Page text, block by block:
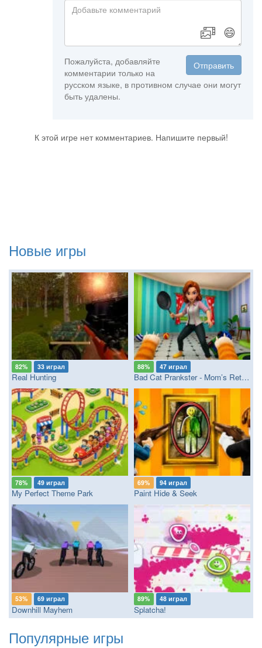
😄
Отправить
Пожалуйста, добавляйте
комментарии только на
русском языке, в противном случае они могут
быть удалены.
К этой игре нет комментариев. Напишите первый!
Новые игры
82% 33 играл
Real Hunting
88% 47 играл
Bad Cat Prankster - Mom’s Return
78% 49 играл
My Perfect Theme Park
69% 94 играл
Paint Hide & Seek
53% 69 играл
Downhill Mayhem
89% 48 играл
Splatcha!
Популярные игры